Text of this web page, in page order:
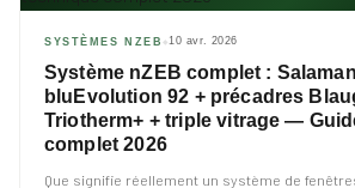
SYSTÈMES NZEB ◆10 avr. 2026
Système nZEB complet :
bluEvolution 92 + précadres
Triotherm+ + triple vitrage —
complet 2026
Que signifie réellement un système de